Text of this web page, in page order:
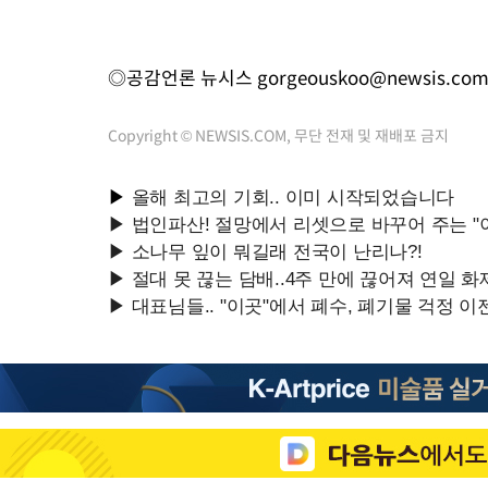
◎공감언론 뉴시스 gorgeouskoo@newsis.com
Copyright © NEWSIS.COM, 무단 전재 및 재배포 금지